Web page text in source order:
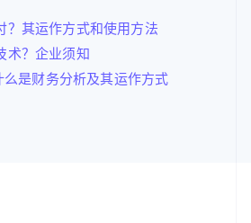
？其运作方式和使用方法
术？企业须知
么是财务分析及其运作方式